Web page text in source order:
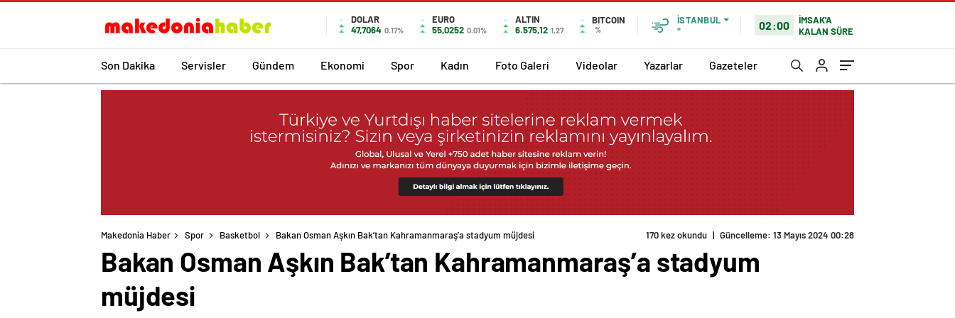
DOLAR
47,7064 0.17%
EURO
55,0252 0.01%
ALTIN
6.575,12 1,27
BITCOIN
%
İSTANBUL
°
02:00
İMSAK'A
KALAN SÜRE
Son Dakika Servisler Gündem Ekonomi Spor Kadın Foto Galeri Videolar Yazarlar Gazeteler
Makedonia Haber Spor Basketbol Bakan Osman Aşkın Bak’tan Kahramanmaraş’a stadyum müjdesi 170 kez okundu | Güncelleme: 13 Mayıs 2024 00:28
Bakan Osman Aşkın Bak’tan Kahramanmaraş’a stadyum
müjdesi